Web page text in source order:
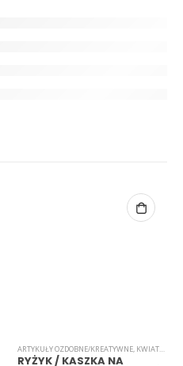
PAPIEROWEARTYKUŁY OZDOBNE/KREATYWNE, KWIATKI
RYŻYK / KASZKA NA